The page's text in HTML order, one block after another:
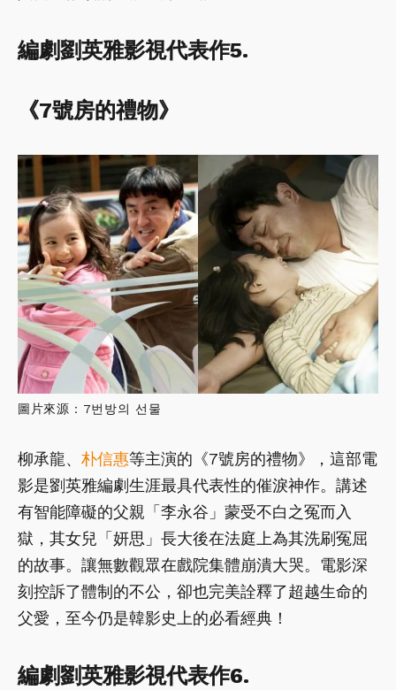
編劇劉英雅影視代表作5.
《7號房的禮物》
圖片來源：7번방의 선물
柳承龍、 朴信惠等主演的《7號房的禮物》，這部電
影是劉英雅編劇生涯最具代表性的催淚神作。講述
有智能障礙的父親「李永谷」蒙受不白之冤而入
獄，其女兒「妍思」長大後在法庭上為其洗刷冤屈
的故事。讓無數觀眾在戲院集體崩潰大哭。電影深
刻控訴了體制的不公，卻也完美詮釋了超越生命的
父愛，至今仍是韓影史上的必看經典！
編劇劉英雅影視代表作6.